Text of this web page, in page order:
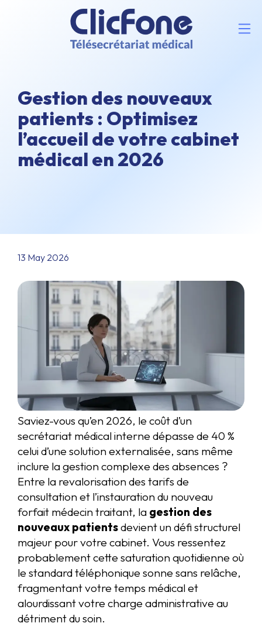
Gestion des nouveaux
patients : Optimisez
l’accueil de votre cabinet
médical en 2026
13 May 2026
Saviez-vous qu’en 2026, le coût d’un
secrétariat médical interne dépasse de 40 %
celui d’une solution externalisée, sans même
inclure la gestion complexe des absences ?
Entre la revalorisation des tarifs de
consultation et l’instauration du nouveau
forfait médecin traitant, la gestion des
nouveaux patientsdevient un défi structurel
majeur pour votre cabinet. Vous ressentez
probablement cette saturation quotidienne où
le standard téléphonique sonne sans relâche,
fragmentant votre temps médical et
alourdissant votre charge administrative au
détriment du soin.